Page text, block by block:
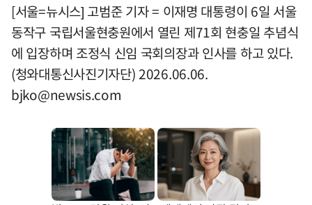
[서울=뉴시스] 고범준 기자 = 이재명 대통령이 6일 서울
동작구 국립서울현충원에서 열린 제71회 현충일 추념식
에 입장하며 조정식 신임 국회의장과 인사를 하고 있다.
(청와대통신사진기자단) 2026.06.06.
bjko@newsis.com